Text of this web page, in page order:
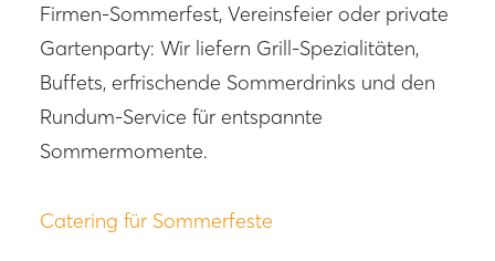
Firmen-Sommerfest, Vereinsfeier oder private
Gartenparty: Wir liefern Grill-Spezialitäten,
Buffets, erfrischende Sommerdrinks und den
Rundum-Service für entspannte
Sommermomente.
Catering für Sommerfeste